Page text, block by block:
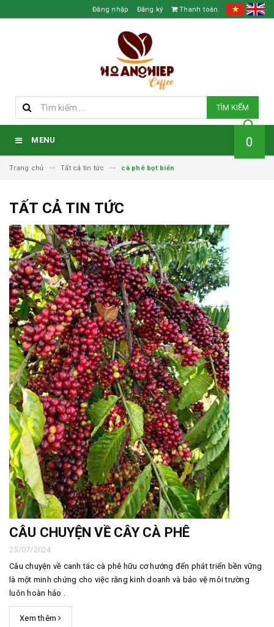
Đăng nhập Đăng ký Thanh toán
TÌM KIẾM
MENU 0
Trang chủ Tất cả tin tức cà phê bọt biển
TẤT CẢ TIN TỨC
CÂU CHUYỆN VỀ CÂY CÀ PHÊ
25/07/2024
Câu chuyện về canh tác cà phê hữu cơ hướng đến phát triển bền vững
là một minh chứng cho việc rằng kinh doanh và bảo vệ môi trường
luôn hoàn hảo .
Xem thêm